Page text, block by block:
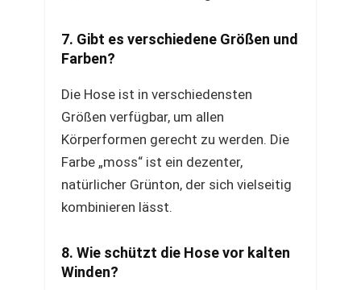
7. Gibt es verschiedene Größen und
Farben?
Die Hose ist in verschiedensten
Größen verfügbar, um allen
Körperformen gerecht zu werden. Die
Farbe „moss“ ist ein dezenter,
natürlicher Grünton, der sich vielseitig
kombinieren lässt.
8. Wie schützt die Hose vor kalten
Winden?